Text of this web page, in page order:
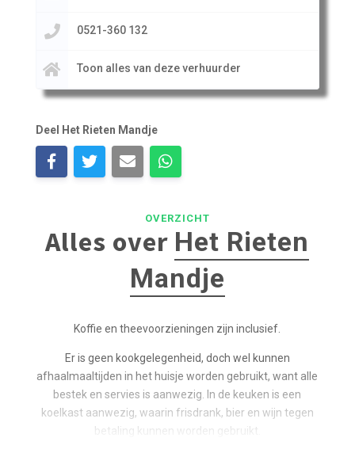
0521-360 132
Toon alles van deze verhuurder
Deel Het Rieten Mandje
OVERZICHT
Alles over Het Rieten
Mandje
Koffie en theevoorzieningen zijn inclusief.
Er is geen kookgelegenheid, doch wel kunnen
afhaalmaaltijden in het huisje worden gebruikt, want alle
bestek en servies is aanwezig. In de keuken is een
koelkast aanwezig, waarin frisdrank, bier en wijn tegen
betaling kunnen worden gebruikt.